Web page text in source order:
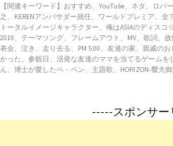
【関連キーワード】おすすめ、YouTube、ネタ、ロ
之、KERENアンバサダー就任、ワールドプレミア、全
トータルイメージキャラクター、俺はASIAのディス
2019、テーマソング、フレームアウト、MV、歌詞、
表会、泣き、走り去る、PM 5:00、友達の家、親戚の
かった、参観日、活発な友達のママを当てるゲームを
ん、博士が愛したペ・ペン、主題歌、HORIZON-響犬
-----スポンサ